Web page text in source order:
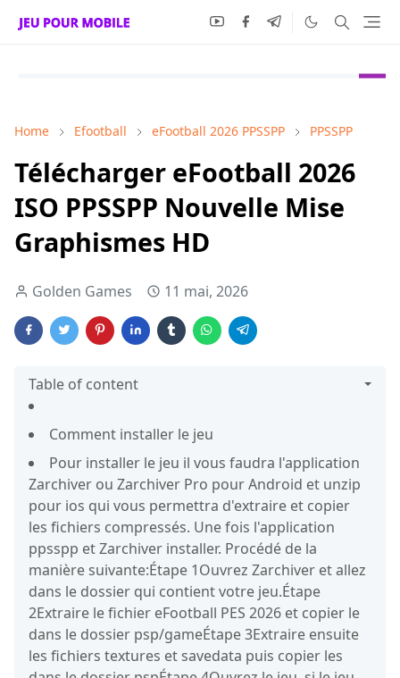
Home Efootball eFootball 2026 PPSSPP PPSSPP
Télécharger eFootball 2026
ISO PPSSPP Nouvelle Mise
Graphismes HD
Golden Games 11 mai, 2026
Table of content
Comment installer le jeu
Pour installer le jeu il vous faudra l'application
Zarchiver ou Zarchiver Pro pour Android et unzip
pour ios qui vous permettra d'extraire et copier
les fichiers compressés. Une fois l'application
ppsspp et Zarchiver installer. Procédé de la
manière suivante:Étape 1Ouvrez Zarchiver et allez
dans le dossier qui contient votre jeu.Étape
2Extraire le fichier eFootball PES 2026 et copier le
dans le dossier psp/gameÉtape 3Extraire ensuite
les fichiers textures et savedata puis copier les